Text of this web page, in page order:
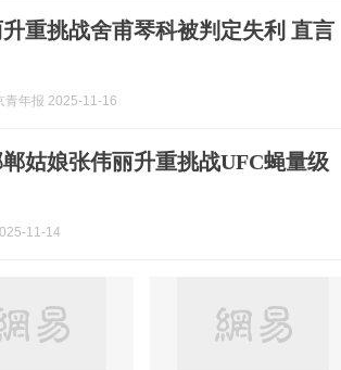
重挑战舍甫琴科被判定失利 直言
青年报 2025-11-16
郸姑娘张伟丽升重挑战UFC蝇量级
11-14